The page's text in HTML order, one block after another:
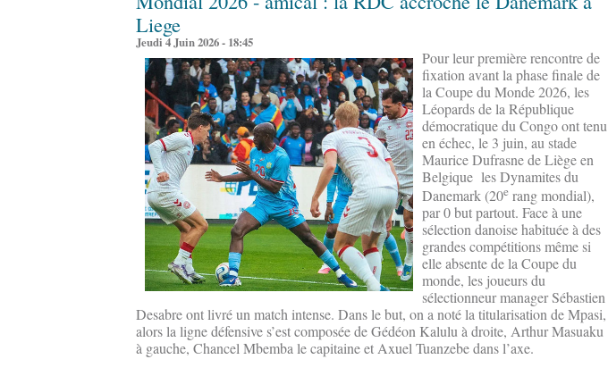
Liege
Jeudi 4 Juin 2026 - 18:45
Pour leur première rencontre de
fixation avant la phase finale de
la Coupe du Monde 2026, les
Léopards de la République
démocratique du Congo ont tenu
en échec, le 3 juin, au stade
Maurice Dufrasne de Liège en
Belgique les Dynamites du
Danemark (20e rang mondial),
par 0 but partout. Face à une
sélection danoise habituée à des
grandes compétitions même si
elle absente de la Coupe du
monde, les joueurs du
sélectionneur manager Sébastien
Desabre ont livré un match intense. Dans le but, on a noté la titularisation de Mpasi,
alors la ligne défensive s’est composée de Gédéon Kalulu à droite, Arthur Masuaku
à gauche, Chancel Mbemba le capitaine et Axuel Tuanzebe dans l’axe.